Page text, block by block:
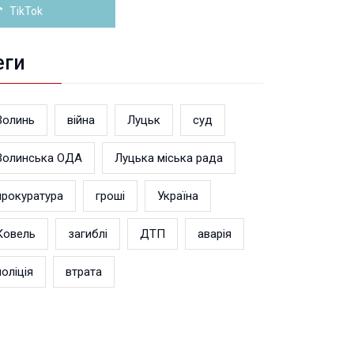
TikTok
війна Луцьк суд
ОДА Луцька міська рада
гроші Україна
загиблі ДТП аварія
втрата